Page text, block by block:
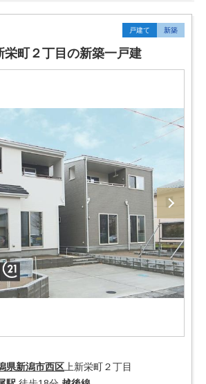
戸建て 新築
栄町２丁目の新築一戸建
県新潟市西区 上新栄町２丁目